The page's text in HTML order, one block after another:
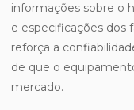
informações sobre o
e especificações dos
reforça a
de que o
mercado.